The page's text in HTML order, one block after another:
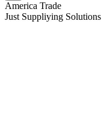
America Trade
Just Suppliying Solutions